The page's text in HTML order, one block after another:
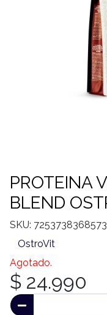
PROTEINA
BLEND
SKU:
OstroVit
Agotado.
$ 24.990